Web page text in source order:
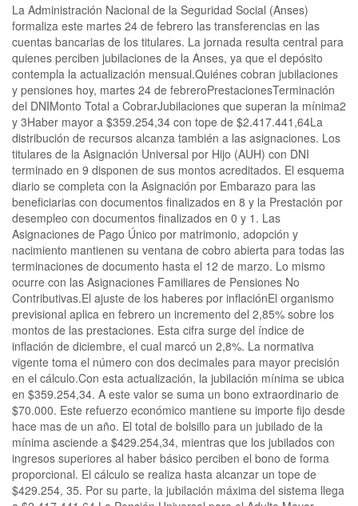
La Administración Nacional de la Seguridad Social (Anses)
formaliza este martes 24 de febrero las transferencias en las
cuentas bancarias de los titulares. La jornada resulta central para
quienes perciben jubilaciones de la Anses, ya que el depósito
contempla la actualización mensual.Quiénes cobran jubilaciones
y pensiones hoy, martes 24 de febreroPrestacionesTerminación
del DNIMonto Total a CobrarJubilaciones que superan la mínima2
y 3Haber mayor a $359.254,34 con tope de $2.417.441,64La
distribución de recursos alcanza también a las asignaciones. Los
titulares de la Asignación Universal por Hijo (AUH) con DNI
terminado en 9 disponen de sus montos acreditados. El esquema
diario se completa con la Asignación por Embarazo para las
beneficiarias con documentos finalizados en 8 y la Prestación por
desempleo con documentos finalizados en 0 y 1. Las
Asignaciones de Pago Único por matrimonio, adopción y
nacimiento mantienen su ventana de cobro abierta para todas las
terminaciones de documento hasta el 12 de marzo. Lo mismo
ocurre con las Asignaciones Familiares de Pensiones No
Contributivas.El ajuste de los haberes por inflaciónEl organismo
previsional aplica en febrero un incremento del 2,85% sobre los
montos de las prestaciones. Esta cifra surge del índice de
inflación de diciembre, el cual marcó un 2,8%. La normativa
vigente toma el número con dos decimales para mayor precisión
en el cálculo.Con esta actualización, la jubilación mínima se ubica
en $359.254,34. A este valor se suma un bono extraordinario de
$70.000. Este refuerzo económico mantiene su importe fijo desde
hace mas de un año. El total de bolsillo para un jubilado de la
mínima asciende a $429.254,34, mientras que los jubilados con
ingresos superiores al haber básico perciben el bono de forma
proporcional. El cálculo se realiza hasta alcanzar un tope de
$429.254, 35. Por su parte, la jubilación máxima del sistema llega